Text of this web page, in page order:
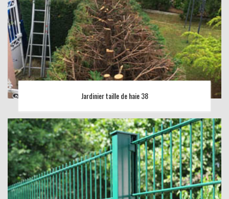
Jardinier taille de haie 38